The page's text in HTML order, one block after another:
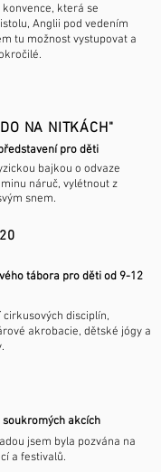
která se
Anglii pod vedením
tu možnost vystupovat a
NA NITKÁCH"
pro děti
bajkou o odvaze
náruč, vylétnout z
snem.
tábora pro děti od 9-12
disciplín,
akrobacie, dětské jógy a
akcích
jsem byla pozvána na
a festivalů.